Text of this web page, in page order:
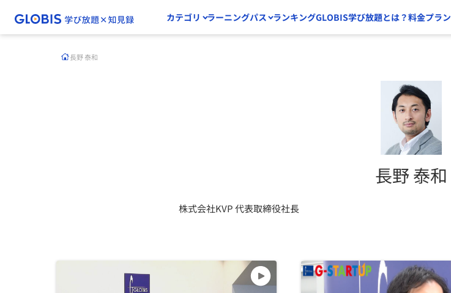
カテゴリ ラーニングパス ランキングGLOBIS学び放題とは？料金プラン
長野 泰和
長野 泰和
株式会社KVP 代表取締役社長